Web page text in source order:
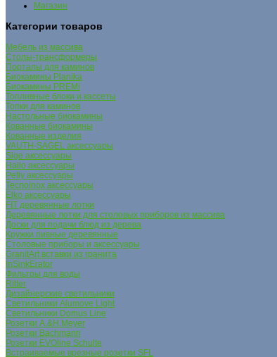
Магазин
Категории товаров
Мебель из массива
Столы-трансформеры
Порталы для каминов
Биокамины Planika
Биокамины PREMi
Топливные блоки и кассеты
Топки для каминов
Настольные биокамины
Кованные биокамины
Кованные изделия
VAUTH-SAGEL аксессуары
Sige аксессуары
Hailo аксессуары
Pelly аксессуары
Tecnoinox аксессуары
Elko аксессуары
FIT деревянные лотки
Деревянные лотки для столовых приборов из массива
Доски для подачи блюд из дерева
Кружки пивные деревянные
Столовые приборы и аксессуары
GranitArt вставки из гранита
InSinkErator
Фильтры для воды
Ritter
Дизайнерские светильники
Светильники Alumove Light
Светильники Domus Line
Розетки A.&H.Meyer
Розетки Bachmann
Розетки EVOline Schulte
Встраиваемые врезные розетки SFL